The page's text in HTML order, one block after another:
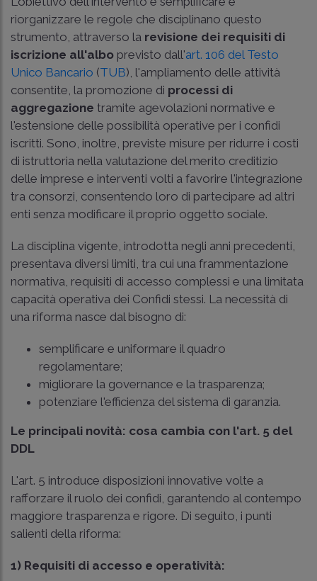
riorganizzare le regole che disciplinano questo
strumento, attraverso la revisione dei requisiti di
iscrizione all'albo previsto dall'art. 106 del Testo
Unico Bancario (TUB), l'ampliamento delle attività
consentite, la promozione di processi di
aggregazione tramite agevolazioni normative e
l'estensione delle possibilità operative per i confidi
iscritti. Sono, inoltre, previste misure per ridurre i costi
di istruttoria nella valutazione del merito creditizio
delle imprese e interventi volti a favorire l'integrazione
tra consorzi, consentendo loro di partecipare ad altri
enti senza modificare il proprio oggetto sociale.
La disciplina vigente, introdotta negli anni precedenti,
presentava diversi limiti, tra cui una frammentazione
normativa, requisiti di accesso complessi e una limitata
capacità operativa dei Confidi stessi. La necessità di
una riforma nasce dal bisogno di:
semplificare e uniformare il quadro
regolamentare;
migliorare la governance e la trasparenza;
potenziare l'efficienza del sistema di garanzia.
Le principali novità: cosa cambia con l'art. 5 del
DDL
L'art. 5 introduce disposizioni innovative volte a
rafforzare il ruolo dei confidi, garantendo al contempo
maggiore trasparenza e rigore. Di seguito, i punti
salienti della riforma:
1) Requisiti di accesso e operatività: